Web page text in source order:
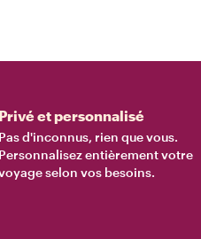
Privé et personnalisé
Pas d'inconnus, rien que vous.
Personnalisez entièrement votre
selon vos besoins.